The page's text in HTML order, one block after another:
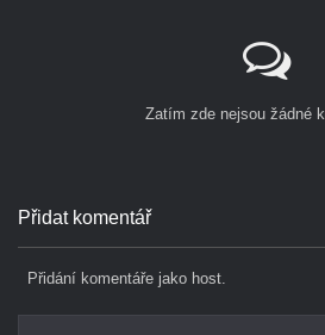
Zatím zde nejsou žádné
Přidat komentář
Přidání komentáře jako host.